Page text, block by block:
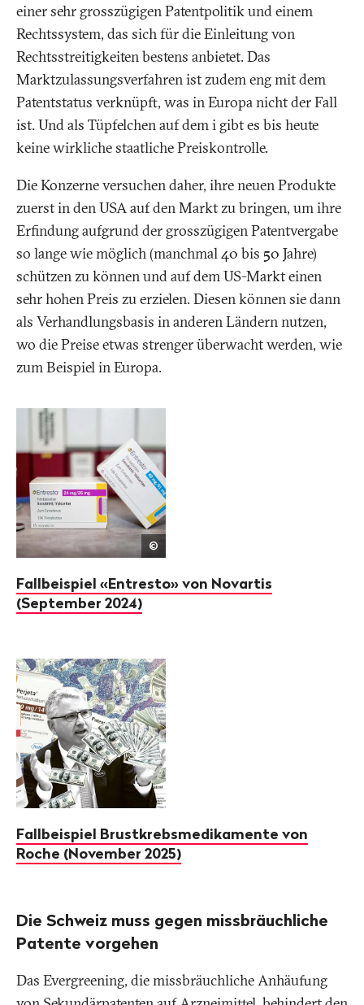
einer sehr grosszügigen Patentpolitik und einem
Rechtssystem, das sich für die Einleitung von
Rechtsstreitigkeiten bestens anbietet. Das
Marktzulassungsverfahren ist zudem eng mit dem
Patentstatus verknüpft, was in Europa nicht der Fall
ist. Und als Tüpfelchen auf dem i gibt es bis heute
keine wirkliche staatliche Preiskontrolle.
Die Konzerne versuchen daher, ihre neuen Produkte
zuerst in den USA auf den Markt zu bringen, um ihre
Erfindung aufgrund der grosszügigen Patentvergabe
so lange wie möglich (manchmal 40 bis 50 Jahre)
schützen zu können und auf dem US-Markt einen
sehr hohen Preis zu erzielen. Diesen können sie dann
als Verhandlungsbasis in anderen Ländern nutzen,
wo die Preise etwas strenger überwacht werden, wie
zum Beispiel in Europa.
©
Fallbeispiel «Entresto» von Novartis
(September 2024)
Fallbeispiel Brustkrebsmedikamente von
Roche (November 2025)
Die Schweiz muss gegen missbräuchliche
Patente vorgehen
Das Evergreening, die missbräuchliche Anhäufung